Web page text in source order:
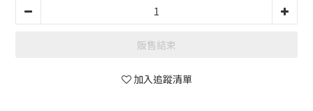
販售結束
加入追蹤清單